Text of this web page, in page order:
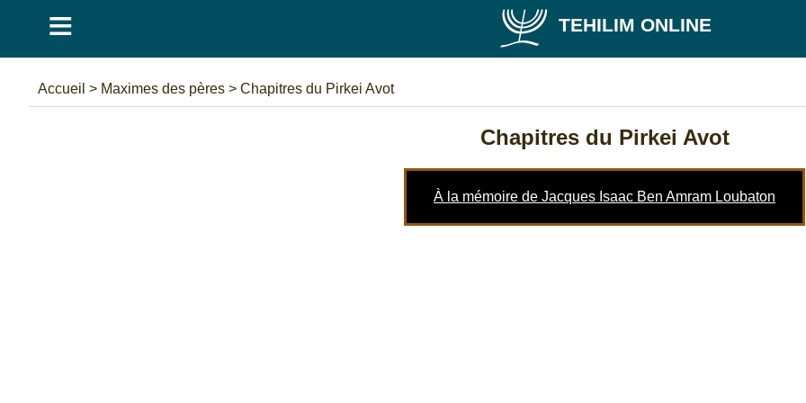
≡ TEHILIM ONLINE
Accueil > Maximes des pères > Chapitres du Pirkei Avot
Chapitres du Pirkei Avot
À la mémoire de Jacques Isaac Ben Amram Loubaton